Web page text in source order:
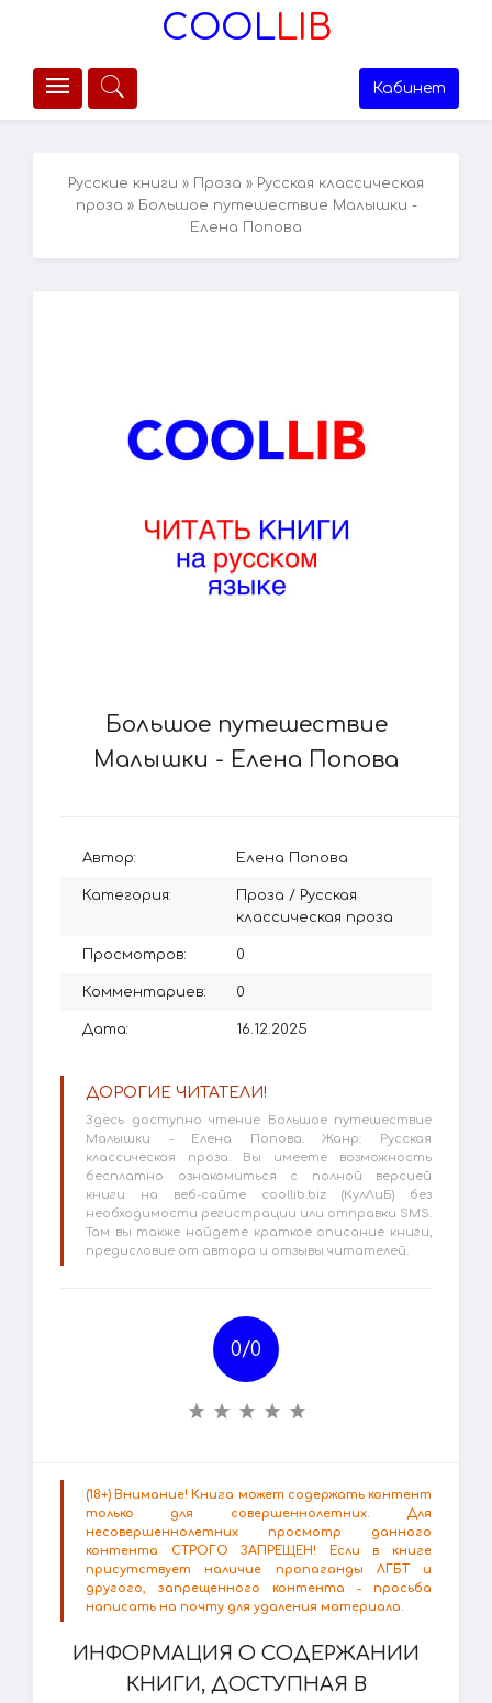
COOLLIB
Кабинет
Русские книги » Проза » Русская классическая
проза » Большое путешествие Малышки -
Елена Попова
Большое путешествие
Малышки - Елена Попова
Автор: Елена Попова
Категория: Проза / Русская
классическая проза
Просмотров: 0
Комментариев: 0
Дата: 16.12.2025
ДОРОГИЕ ЧИТАТЕЛИ!
Здесь доступно чтение Большое путешествие
Малышки - Елена Попова. Жанр: Русская
классическая проза. Вы имеете возможность
бесплатно ознакомиться с полной версией
книги на веб-сайте coollib.biz (КулЛиБ) без
необходимости регистрации или отправки SMS.
Там вы также найдете краткое описание книги,
предисловие от автора и отзывы читателей.
0/0
(18+) Внимание! Книга может содержать контент
только для совершеннолетних. Для
несовершеннолетних просмотр данного
контента СТРОГО ЗАПРЕЩЕН! Если в книге
присутствует наличие пропаганды ЛГБТ и
другого, запрещенного контента - просьба
написать на почту для удаления материала.
ИНФОРМАЦИЯ О СОДЕРЖАНИИ
КНИГИ, ДОСТУПНАЯ В